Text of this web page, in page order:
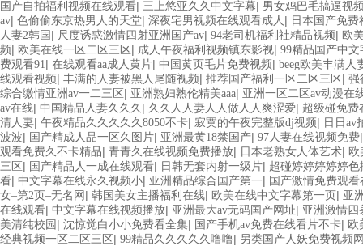
国产自拍福利视频在线观看| 三上悠亚久久中文字幕| 男女鸡巴毛搞逼视
av| 色偷偷东京热男人的天堂| 深夜宅男视频在线观看成人 | 日本国产免
人妻2韩国 | 尺度诱惑激情四射亚洲国产av| 94老司机福利社精品视频| 欧
频| 欧美在线一区二区三区 | 成人午夜福利视频镇东影视| 99精品国产中文
费观看91| 在线观看aa成人黄片| 中国黄页毛片免费视频| beeg欧美丰满人
线观看视频| 丰满的人妻被黑人尾随视频| 推荐国产福利一区二区三区 | 强
综合缴情亚洲av一二三区 | 亚洲熟妇熟伦精美aaa| 亚洲一区二区av动漫在
av在线| 中国精品人妻久久久 | 久久人人妻人人做人人爽涩爱| 超级碰免费
清人妻| 午夜精品久久久久久8050不卡| 寂寞的午夜完整版dj视频| 日日av
波波| 国产精成人品一区久图片| 亚洲最黄18禁国产| 97人妻在线视频免费
观看免费久不卡精品| 青青久在线视频免费播放| 日本老熟女人体艺术| 欧
三区 | 国产精品人一成在线观看| 日韩无套内射一级片| 超碰婷婷婷婷婷色
看| 中文字幕在线永久视频小| 亚洲精品综合国产第一| 国产激情免费观
女–第2页–无名网 | 韩国美女主播福利在线| 欧美在线中文字幕第一页 | 亚
在线观看| 中文字幕在线视频播放| 亚洲最大av无码国产网址| 亚洲激情四
美清纯校园 | 沈惊觉白小小免费看全集| 国产手机av免费在线看片不卡| 欧
经典视频一区二区三区 | 99精品久久久久久噜噜| 另类国产人妖免费视频